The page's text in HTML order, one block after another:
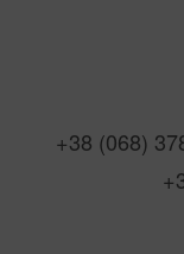
+38 (068)